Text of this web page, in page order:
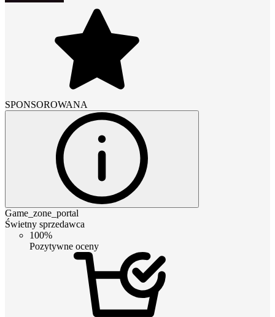
SPONSOROWANA
Game_zone_portal
Świetny sprzedawca
100%
Pozytywne oceny